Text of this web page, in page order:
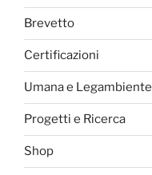
Brevetto
Certificazioni
Umana e Legambiente
Progetti e Ricerca
Shop